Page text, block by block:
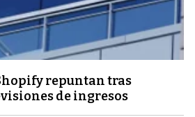
repuntan tras
de ingresos